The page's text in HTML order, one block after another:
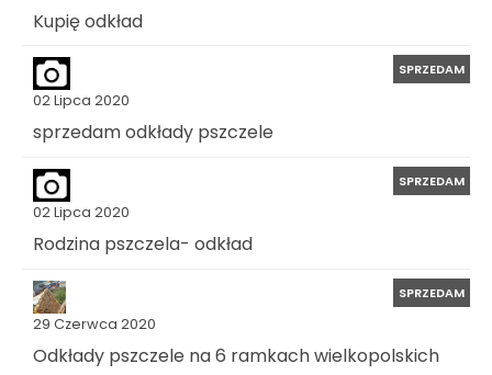
Kupię odkład
02 Lipca 2020
SPRZEDAM
sprzedam odkłady pszczele
02 Lipca 2020
SPRZEDAM
Rodzina pszczela- odkład
29 Czerwca 2020
SPRZEDAM
Odkłady pszczele na 6 ramkach wielkopolskich